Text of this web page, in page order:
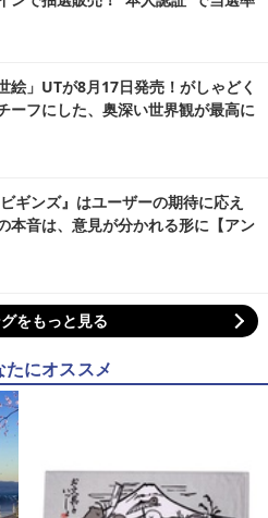
絵」UTが8月17日発売！がしゃどく
ーフにした、奥深い世界観が最高に
ギンズ』はユーザーの期待に応え
本音は、意見が分かれる形に【アン
をもっと見る
たにオススメ